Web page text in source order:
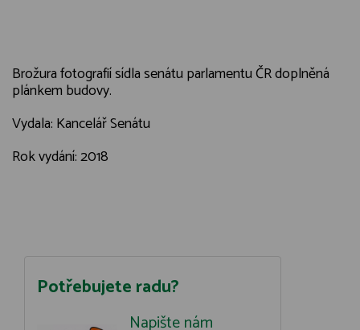
Brožura fotografií sídla senátu parlamentu ČR doplněná
plánkem budovy.
Vydala: Kancelář Senátu
Rok vydání: 2018
Potřebujete radu?
Napište nám